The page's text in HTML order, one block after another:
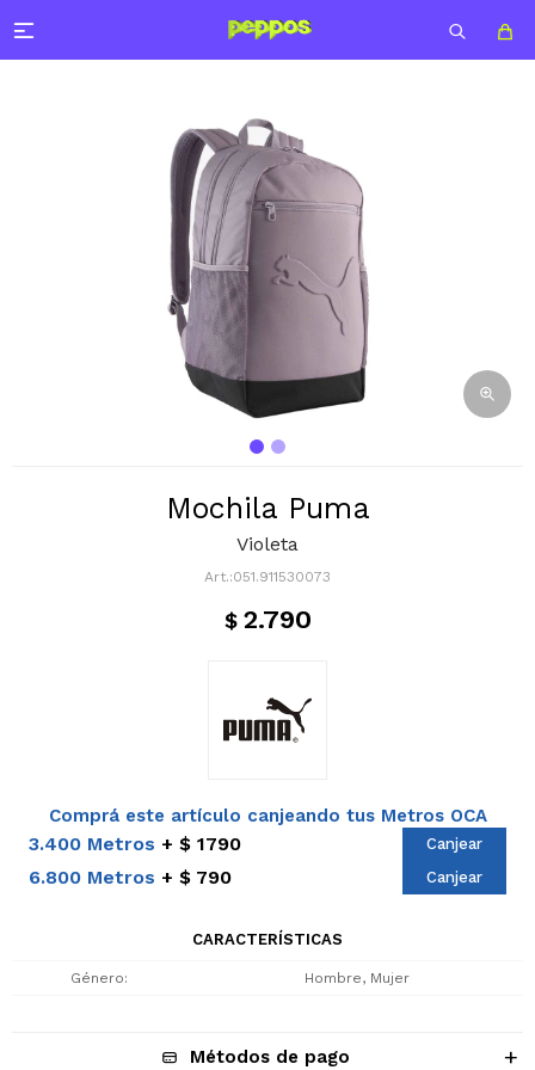

Mochila Puma
Violeta
051.911530073
$ 2.790
Comprá este artículo canjeando tus Metros OCA
3.400 Metros $ 1790 Canjear
6.800 Metros $ 790 Canjear
CARACTERÍSTICAS
Género Hombre, Mujer
Métodos de pago